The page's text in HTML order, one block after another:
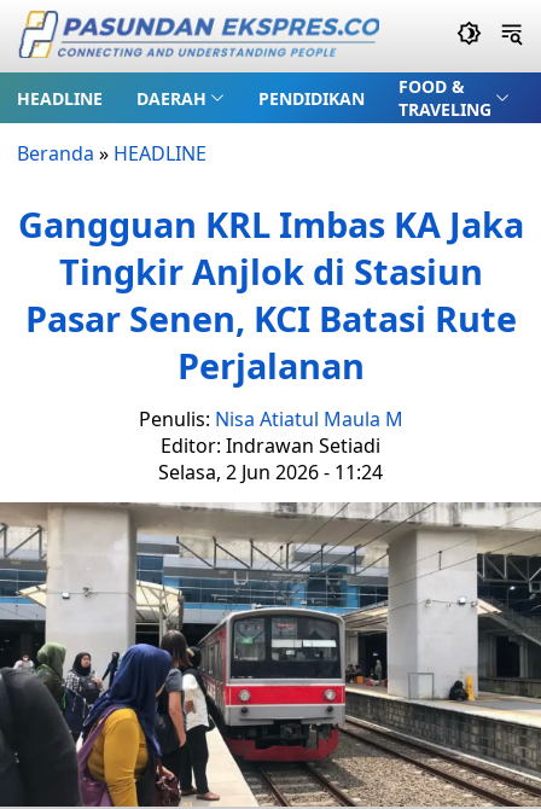
HEADLINE DAERAH PENDIDIKAN
FOOD &
TRAVELING
Beranda » HEADLINE
Gangguan KRL Imbas KA Jaka
Tingkir Anjlok di Stasiun
Pasar Senen, KCI Batasi Rute
Perjalanan
Penulis: Nisa Atiatul Maula M
Editor: Indrawan Setiadi
Selasa, 2 Jun 2026 - 11:24